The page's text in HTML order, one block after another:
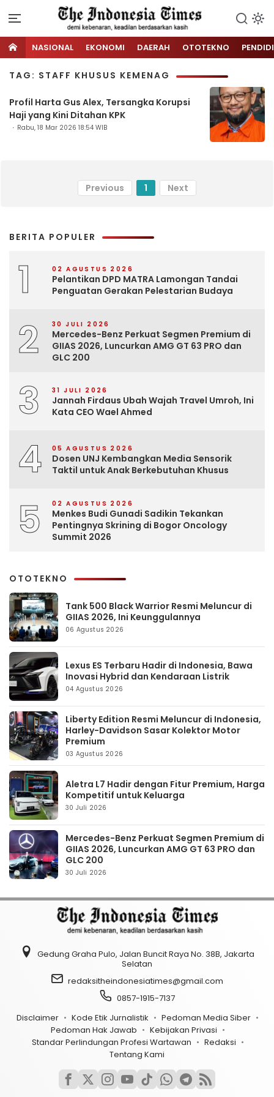
NASIONAL EKONOMI DAERAH OTOTEKNO
TAG: STAFF KHUSUS KEMENAG
Profil Harta Gus Alex, Tersangka Korupsi
Haji yang Kini Ditahan KPK
Rabu, 18 Mar 2026 18:54 WIB
Previous 1 Next
BERITA POPULER
1 02 AGUSTUS 2026
Pelantikan DPD MATRA Lamongan Tandai
Penguatan Gerakan Pelestarian Budaya
2 30 JULI 2026
Mercedes-Benz Perkuat Segmen Premium di
GIIAS 2026, Luncurkan AMG GT 63 PRO dan
GLC 200
3 31 JULI 2026
Jannah Firdaus Ubah Wajah Travel Umroh, Ini
Kata CEO Wael Ahmed
4 05 AGUSTUS 2026
Dosen UNJ Kembangkan Media Sensorik
Taktil untuk Anak Berkebutuhan Khusus
5 02 AGUSTUS 2026
Menkes Budi Gunadi Sadikin Tekankan
Pentingnya Skrining di Bogor Oncology
Summit 2026
OTOTEKNO
Tank 500 Black Warrior Resmi Meluncur di
GIIAS 2026, Ini Keunggulannya
06 Agustus 2026
Lexus ES Terbaru Hadir di Indonesia, Bawa
Inovasi Hybrid dan Kendaraan Listrik
04 Agustus 2026
Liberty Edition Resmi Meluncur di Indonesia,
Harley-Davidson Sasar Kolektor Motor
Premium
03 Agustus 2026
Aletra L7 Hadir dengan Fitur Premium, Harga
Kompetitif untuk Keluarga
30 Juli 2026
Mercedes-Benz Perkuat Segmen Premium di
GIIAS 2026, Luncurkan AMG GT 63 PRO dan
GLC 200
30 Juli 2026
Gedung Graha Pulo, Jalan Buncit Raya No. 38B, Jakarta
Selatan
redaksitheindonesiatimes@gmail.com
0857-1915-7137
Disclaimer
Kode Etik Jurnalistik
Pedoman Media Siber
Pedoman Hak Jawab
Kebijakan Privasi
Standar Perlindungan Profesi Wartawan
Redaksi
Tentang Kami